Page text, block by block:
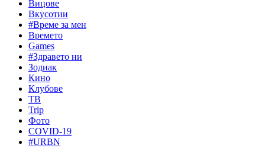
Вицове
Вкусотии
#Време за мен
Времето
Games
#Здравето ни
Зодиак
Кино
Клубове
ТВ
Trip
Фото
COVID-19
#URBN